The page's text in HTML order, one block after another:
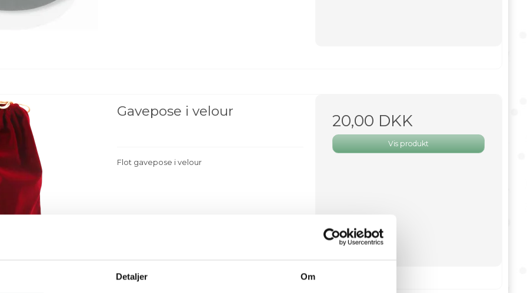
Detaljer Om
Gavepose i velour
Flot gavepose i velour
20,00 DKK
Vis produkt